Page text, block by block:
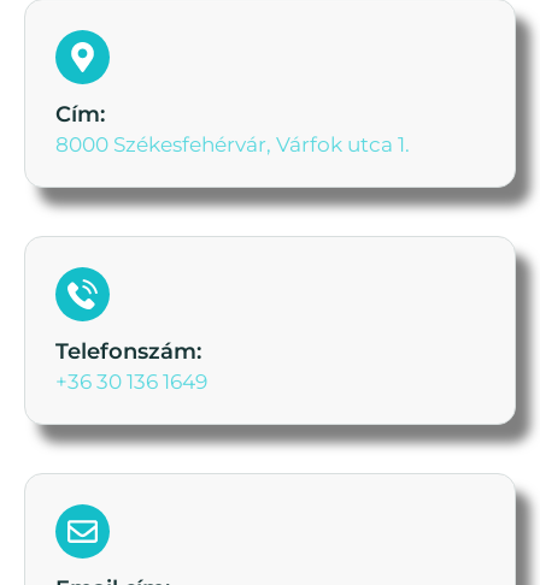
Cím:
8000 Székesfehérvár, Várfok utca 1.
Telefonszám:
+36 30 136 1649